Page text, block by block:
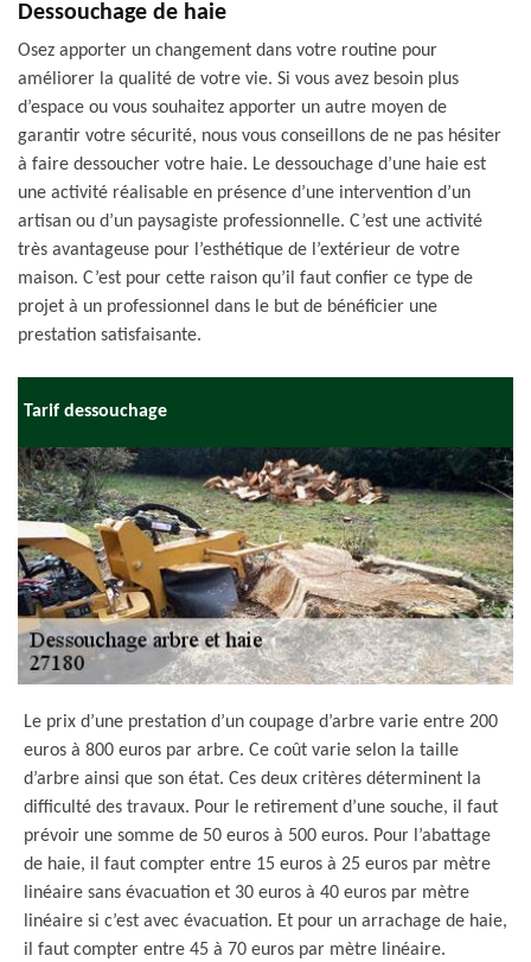
Dessouchage de haie
Osez apporter un changement dans votre routine pour
améliorer la qualité de votre vie. Si vous avez besoin plus
d’espace ou vous souhaitez apporter un autre moyen de
garantir votre sécurité, nous vous conseillons de ne pas hésiter
à faire dessoucher votre haie. Le dessouchage d’une haie est
une activité réalisable en présence d’une intervention d’un
artisan ou d’un paysagiste professionnelle. C’est une activité
très avantageuse pour l’esthétique de l’extérieur de votre
maison. C’est pour cette raison qu’il faut confier ce type de
projet à un professionnel dans le but de bénéficier une
prestation satisfaisante.
Tarif dessouchage
Le prix d’une prestation d’un coupage d’arbre varie entre 200
euros à 800 euros par arbre. Ce coût varie selon la taille
d’arbre ainsi que son état. Ces deux critères déterminent la
difficulté des travaux. Pour le retirement d’une souche, il faut
prévoir une somme de 50 euros à 500 euros. Pour l’abattage
de haie, il faut compter entre 15 euros à 25 euros par mètre
linéaire sans évacuation et 30 euros à 40 euros par mètre
linéaire si c’est avec évacuation. Et pour un arrachage de haie,
il faut compter entre 45 à 70 euros par mètre linéaire.